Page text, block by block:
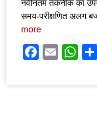
नवीनतम तकनीक का
समय-परीक्षणित अलग
more
Email